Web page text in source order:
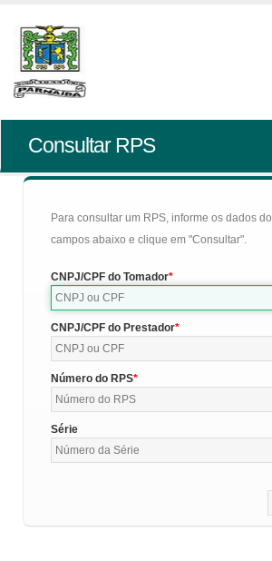
Consultar RPS
Para consultar um RPS, informe os dados
campos abaixo e clique em "Consultar".
CNPJ/CPF do Tomador
CNPJ/CPF do Prestador
Número do RPS
Série